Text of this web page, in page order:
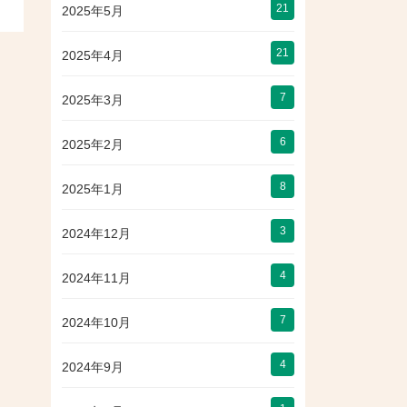
2025年5月 21
2025年4月 21
2025年3月 7
2025年2月 6
2025年1月 8
2024年12月 3
2024年11月 4
2024年10月 7
2024年9月 4